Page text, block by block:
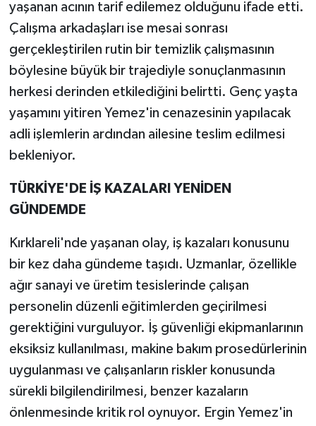
yaşanan acının tarif edilemez olduğunu ifade etti.
Çalışma arkadaşları ise mesai sonrası
gerçekleştirilen rutin bir temizlik çalışmasının
böylesine büyük bir trajediyle sonuçlanmasının
herkesi derinden etkilediğini belirtti. Genç yaşta
yaşamını yitiren Yemez'in cenazesinin yapılacak
adli işlemlerin ardından ailesine teslim edilmesi
bekleniyor.
TÜRKİYE'DE İŞ KAZALARI YENİDEN
GÜNDEMDE
Kırklareli'nde yaşanan olay, iş kazaları konusunu
bir kez daha gündeme taşıdı. Uzmanlar, özellikle
ağır sanayi ve üretim tesislerinde çalışan
personelin düzenli eğitimlerden geçirilmesi
gerektiğini vurguluyor. İş güvenliği ekipmanlarının
eksiksiz kullanılması, makine bakım prosedürlerinin
uygulanması ve çalışanların riskler konusunda
sürekli bilgilendirilmesi, benzer kazaların
önlenmesinde kritik rol oynuyor. Ergin Yemez'in